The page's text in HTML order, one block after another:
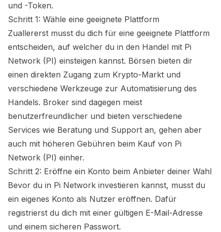
und -Token.
Schritt 1: Wähle eine geeignete Plattform
Zuallererst musst du dich für eine geeignete Plattform
entscheiden, auf welcher du in den Handel mit Pi
Network (PI) einsteigen kannst. Börsen bieten dir
einen direkten Zugang zum Krypto-Markt und
verschiedene Werkzeuge zur Automatisierung des
Handels. Broker sind dagegen meist
benutzerfreundlicher und bieten verschiedene
Services wie Beratung und Support an, gehen aber
auch mit höheren Gebühren beim Kauf von Pi
Network (PI) einher.
Schritt 2: Eröffne ein Konto beim Anbieter deiner Wahl
Bevor du in Pi Network investieren kannst, musst du
ein eigenes Konto als Nutzer eröffnen. Dafür
registrierst du dich mit einer gültigen E-Mail-Adresse
und einem sicheren Passwort.